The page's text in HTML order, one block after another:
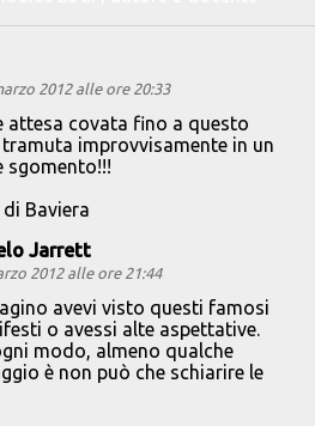
2012 alle ore 20:33
attesa covata fino a questo
improvvisamente in un
sgomento!!!
Baviera
Jarrett
2012 alle ore 21:44
avevi visto questi famosi
o avessi alte aspettative.
modo, almeno qualche
è non può che schiarire le